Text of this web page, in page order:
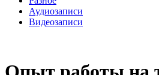
Аудиозаписи
Видеозаписи